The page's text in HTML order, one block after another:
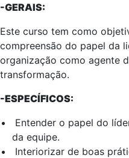
-GERAIS:
Este curso tem como
compreensão do papel da
organização como agente
transformação.
-ESPECÍFICOS:
Entender o papel do
da equipe.
Interiorizar de boas